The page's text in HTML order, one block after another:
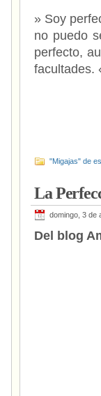
» Soy
no puedo
perfecto,
facultades.
"Migajas" de
La
domingo, 3 de
Del blog